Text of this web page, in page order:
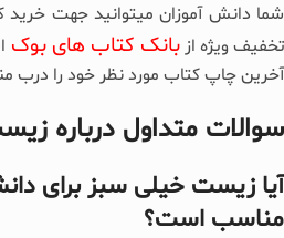
شما دانش آموزان میتوانید جهت
تخفیف ویژه ازبانک کتاب های بوک
آخرین چاپ کتاب مورد نظر خود را درب
سوالات متداول درباره
آیا زیست خیلی سبز برای
مناسب است؟